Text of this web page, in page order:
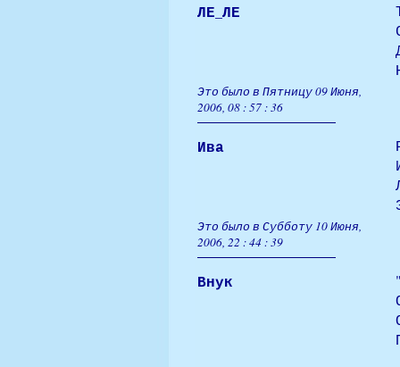
ЛЕ_ЛЕ
Это было в Пятницу 09 Июня,
2006, 08 : 57 : 36
Ива
Это было в Субботу 10 Июня,
2006, 22 : 44 : 39
Внук